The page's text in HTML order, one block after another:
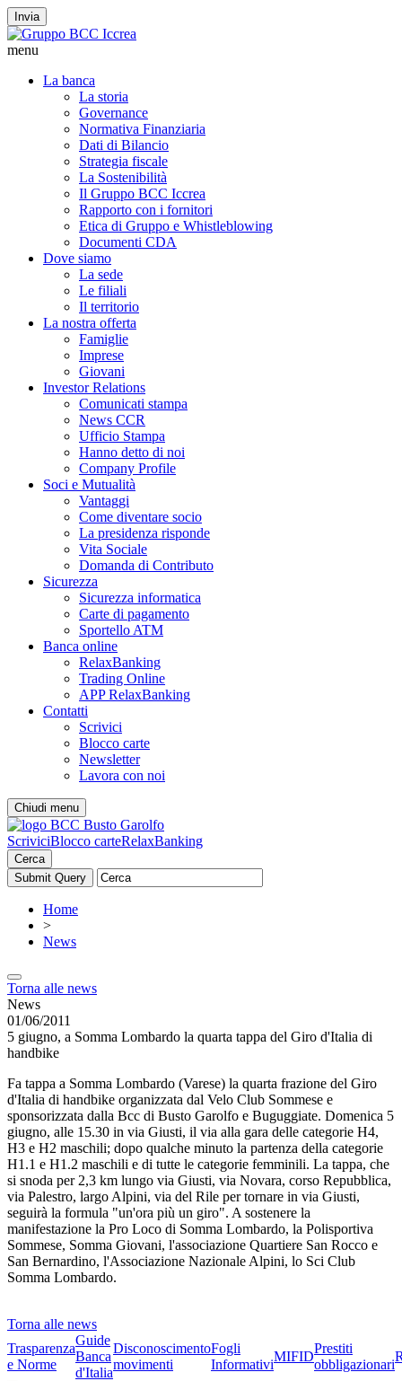
Invia
menu
La banca
La storia
Governance
Normativa Finanziaria
Dati di Bilancio
Strategia fiscale
La Sostenibilità
Il Gruppo BCC Iccrea
Rapporto con i fornitori
Etica di Gruppo e Whistleblowing
Documenti CDA
Dove siamo
La sede
Le filiali
Il territorio
La nostra offerta
Famiglie
Imprese
Giovani
Investor Relations
Comunicati stampa
News CCR
Ufficio Stampa
Hanno detto di noi
Company Profile
Soci e Mutualità
Vantaggi
Come diventare socio
La presidenza risponde
Vita Sociale
Domanda di Contributo
Sicurezza
Sicurezza informatica
Carte di pagamento
Sportello ATM
Banca online
RelaxBanking
Trading Online
APP RelaxBanking
Contatti
Scrivici
Blocco carte
Newsletter
Lavora con noi
Chiudi menu
ScriviciBlocco carteRelaxBanking
Cerca
Home
>
News
Torna alle news
News
01/06/2011
5 giugno, a Somma Lombardo la quarta tappa del Giro d'Italia di
handbike
Fa tappa a Somma Lombardo (Varese) la quarta frazione del Giro
d'Italia di handbike organizzata dal Velo Club Sommese e
sponsorizzata dalla Bcc di Busto Garolfo e Buguggiate. Domenica 5
giugno, alle 15.30 in via Giusti, il via alla gara delle categorie H4,
H3 e H2 maschili; dopo qualche minuto la partenza della categorie
H1.1 e H1.2 maschili e di tutte le categorie femminili. La tappa, che
si snoda per 2,3 km lungo via Giusti, via Novara, corso Repubblica,
via Palestro, largo Alpini, via del Rile per tornare in via Giusti,
seguirà la formula "un'ora più un giro". A sostenere la
manifestazione la Pro Loco di Somma Lombardo, la Polisportiva
Sommese, Somma Giovani, l'associazione Quartiere San Rocco e
San Bernardino, l'Associazione Nazionale Alpini, lo Sci Club
Somma Lombardo.
Torna alle news
Trasparenza
e Norme
Guide
Banca
d'Italia
Disconoscimento
movimenti
Fogli
Informativi
MIFID
Prestiti
obbligazionari